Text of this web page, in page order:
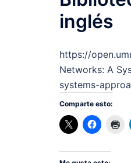
inglés
https://
Networks: A
systems-
Comparte esto: